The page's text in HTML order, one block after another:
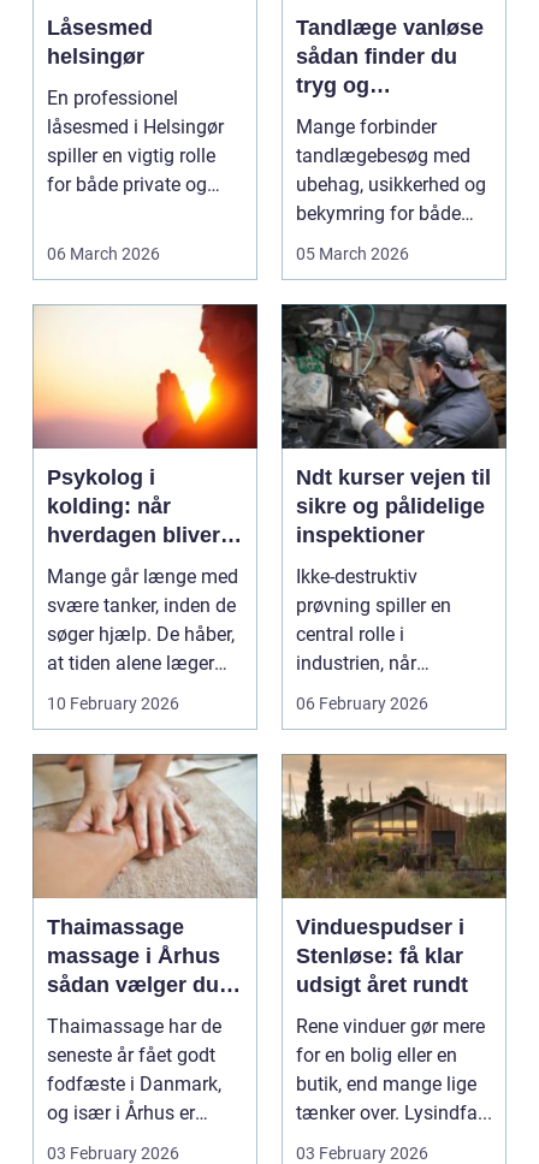
Låsesmed
helsingør
En professionel
låsesmed i Helsingør
spiller en vigtig rolle
for både private og
06 March 2026
Tandlæge vanløse
sådan finder du
tryg og
professionel
tandpleje
Mange forbinder
tandlægebesøg med
ubehag, usikkerhed og
bekymring for både
smerter og pris.
05 March 2026
Psykolog i
kolding: når
hverdagen bliver
for tung at bære
alene
Mange går længe med
svære tanker, inden de
søger hjælp. De håber,
at tiden alene læger
sårene, at tr...
10 February 2026
Ndt kurser vejen til
sikre og pålidelige
inspektioner
Ikke-destruktiv
prøvning spiller en
central rolle i
industrien, når
konstruktioner,
svejsninger og k...
06 February 2026
Thaimassage
massage i Århus
sådan vælger du
den rette
behandling
Thaimassage har de
seneste år fået godt
fodfæste i Danmark,
og især i Århus er
udbuddet vokset
03 February 2026
Vinduespudser i
Stenløse: få klar
udsigt året rundt
Rene vinduer gør mere
for en bolig eller en
butik, end mange lige
tænker over. Lysindfa...
03 February 2026